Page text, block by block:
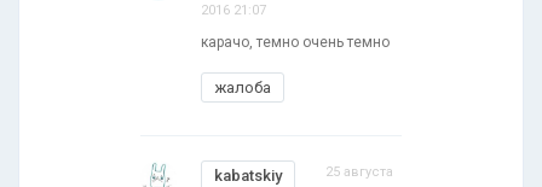
2016 21:07
карачо, темно очень темно
жалоба
kabatskiy 25 августа